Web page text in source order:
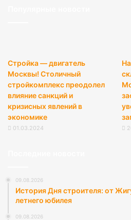
Стройка — двигатель
Москвы! Столичный
стройкомплекс преодолел
влияние санкций и
кризисных явлений в
экономике
01.03.2024
09.08.2026
История Дня строителя: от
летнего юбилея
09.08.2026